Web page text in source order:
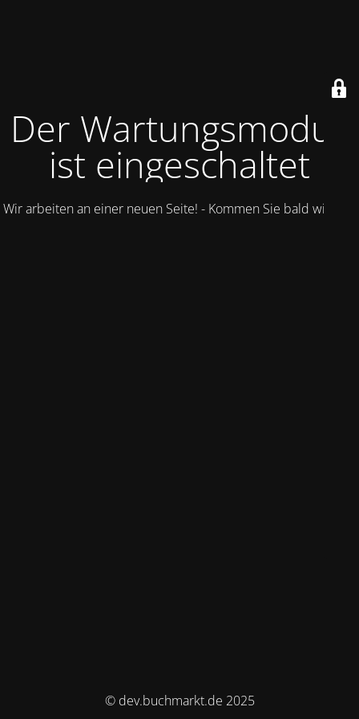
Der Wartungsmodus
ist eingeschaltet
Wir arbeiten an einer neuen Seite! - Kommen Sie bald wieder.
© dev.buchmarkt.de 2025